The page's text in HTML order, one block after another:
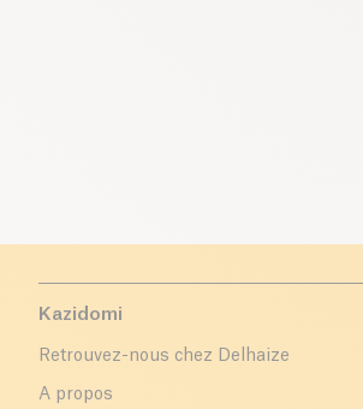
Kazidomi
Retrouvez-nous chez Delhaize
A propos